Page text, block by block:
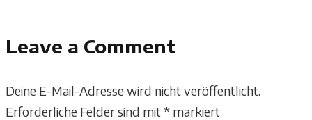
Leave a Comment
Deine E-Mail-Adresse wird nicht veröffentlicht.
Erforderliche Felder sind mit * markiert